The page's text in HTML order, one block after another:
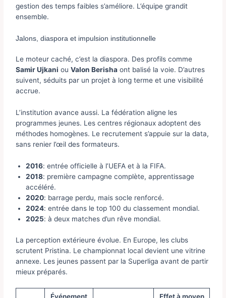
gestion des temps faibles s’améliore. L’équipe grandit
ensemble.
Jalons, diaspora et impulsion institutionnelle
Le moteur caché, c’est la diaspora. Des profils comme
Samir Ujkani ouValon Berisha ont balisé la voie. D’autres
suivent, séduits par un projet à long terme et une visibilité
accrue.
L’institution avance aussi. La fédération aligne les
programmes jeunes. Les centres régionaux adoptent des
méthodes homogènes. Le recrutement s’appuie sur la data,
sans renier l’œil des formateurs.
2016: entrée officielle à l’UEFA et à la FIFA.
2018: première campagne complète, apprentissage
accéléré.
2020: barrage perdu, mais socle renforcé.
2024: entrée dans le top 100 du classement mondial.
2025: à deux matches d’un rêve mondial.
La perception extérieure évolue. En Europe, les clubs
scrutent Pristina. Le championnat local devient une vitrine
annexe. Les jeunes passent par la Superliga avant de partir
mieux préparés.